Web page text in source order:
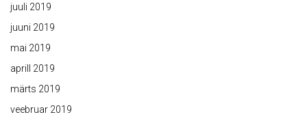
juuli 2019
juuni 2019
mai 2019
aprill 2019
märts 2019
veebruar 2019